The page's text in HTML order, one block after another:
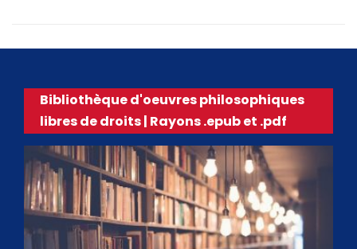
Bibliothèque d'oeuvres philosophiques
libres de droits | Rayons .epub et .pdf